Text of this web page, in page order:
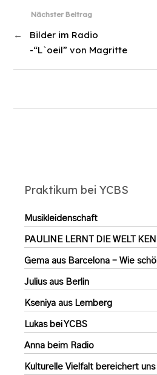
Nächster Beitrag
←
Bilder im Radio
-“L`oeil” von Magritte
Praktikum bei YCBS
Musikleidenschaft
PAULINE LERNT DIE WELT
Gema aus Barcelona – Wie
Julius aus Berlin
Kseniya aus Lemberg
Lukas bei YCBS
Anna beim Radio
Kulturelle Vielfalt bereichert uns